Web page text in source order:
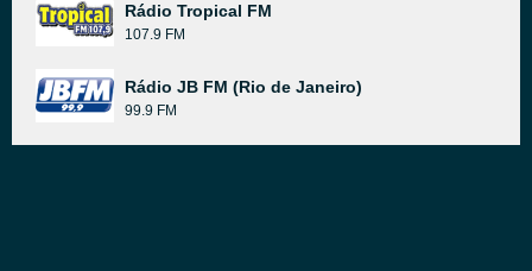
Rádio Tropical FM
107.9 FM
Rádio JB FM (Rio de Janeiro)
99.9 FM